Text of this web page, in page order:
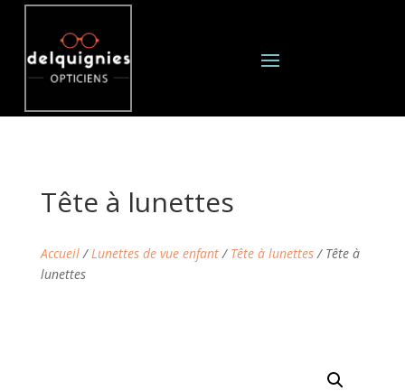
Tête à lunettes
Accueil/Lunettes de vue enfant/ Tête à lunettes/ Tête à
lunettes